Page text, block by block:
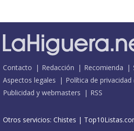
Contacto Redacción Recomienda
Aspectos legales
Política de privacidad
Publicidad y webmasters
RSS
Otros servicios: Chistes |